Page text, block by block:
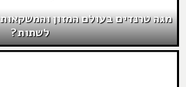
מגה טרנדים בעולם המזון
לשתות?